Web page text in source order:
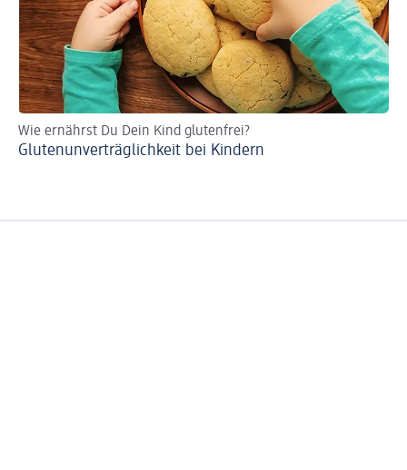
Wie ernährst Du Dein Kind glutenfrei?
Glutenunverträglichkeit bei Kindern